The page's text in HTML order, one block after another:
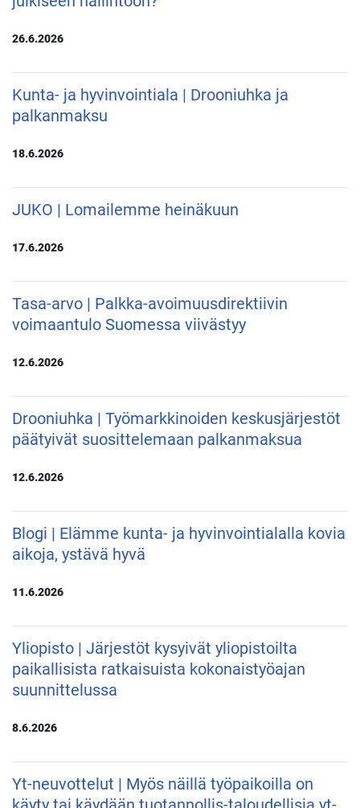
26.6.2026
Kunta- ja hyvinvointiala | Drooniuhka ja
palkanmaksu
18.6.2026
JUKO | Lomailemme heinäkuun
17.6.2026
Tasa-arvo | Palkka-avoimuusdirektiivin
voimaantulo Suomessa viivästyy
12.6.2026
Drooniuhka | Työmarkkinoiden keskusjärjestöt
päätyivät suosittelemaan palkanmaksua
12.6.2026
Blogi | Elämme kunta- ja hyvinvointialalla kovia
aikoja, ystävä hyvä
11.6.2026
Yliopisto | Järjestöt kysyivät yliopistoilta
paikallisista ratkaisuista kokonaistyöajan
suunnittelussa
8.6.2026
Yt-neuvottelut | Myös näillä työpaikoilla on